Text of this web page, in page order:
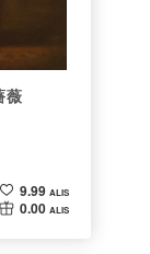
薇
9.99 ALIS
0.00 ALIS